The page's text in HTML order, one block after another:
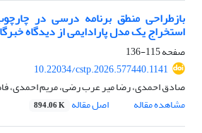
استخراج یک مدل پارادایمی از دیدگاه
صفحه115-136
10.22034/cstp.2026.577440.1141
صادق احمدی، رضا میر عرب رضی، مریم احمدی،
مشاهده مقاله
اصل مقاله 894.06 K